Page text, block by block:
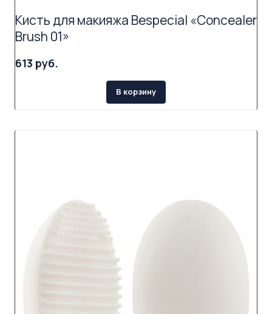
Кисть для макияжа Bespecial «Concealer
Brush 01»
613 руб.
В корзину